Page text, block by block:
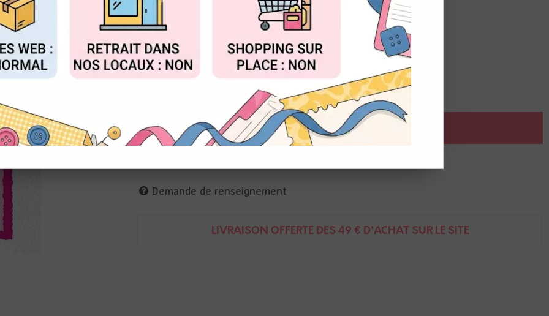
Réf. :MFD122
Nellie's
9 matrices de coupe
1,5 x 6 cm à 11 x 15,5 cm
AJOUTER AU PANIER
Demande de renseignement
LIVRAISON OFFERTE DÈS 49 € D'ACHAT SUR LE SITE
ACCEPTER TOUT